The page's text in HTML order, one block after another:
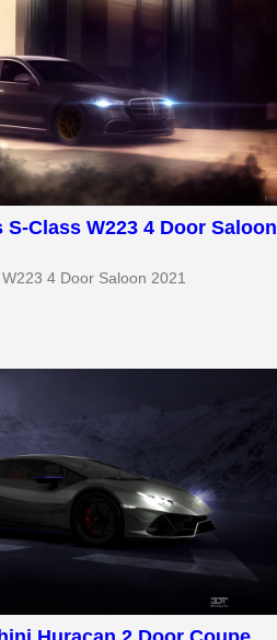
Class W223 4 Door Saloon
4 Door Saloon 2021